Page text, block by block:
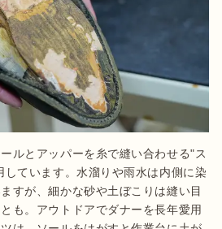
ルとアッパーを糸で縫い合わせる"ス
しています。水溜りや雨水は内側に染
すが、細かな砂や土ぼこりは縫い目
も。アウトドアでダナーを長年愛用